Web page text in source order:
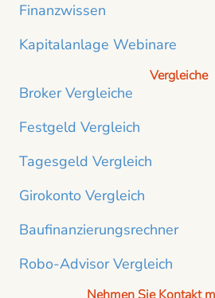
Finanzwissen
Kapitalanlage Webinare
Vergleiche
Broker Vergleiche
Festgeld Vergleich
Tagesgeld Vergleich
Girokonto Vergleich
Baufinanzierungsrechner
Robo-Advisor Vergleich